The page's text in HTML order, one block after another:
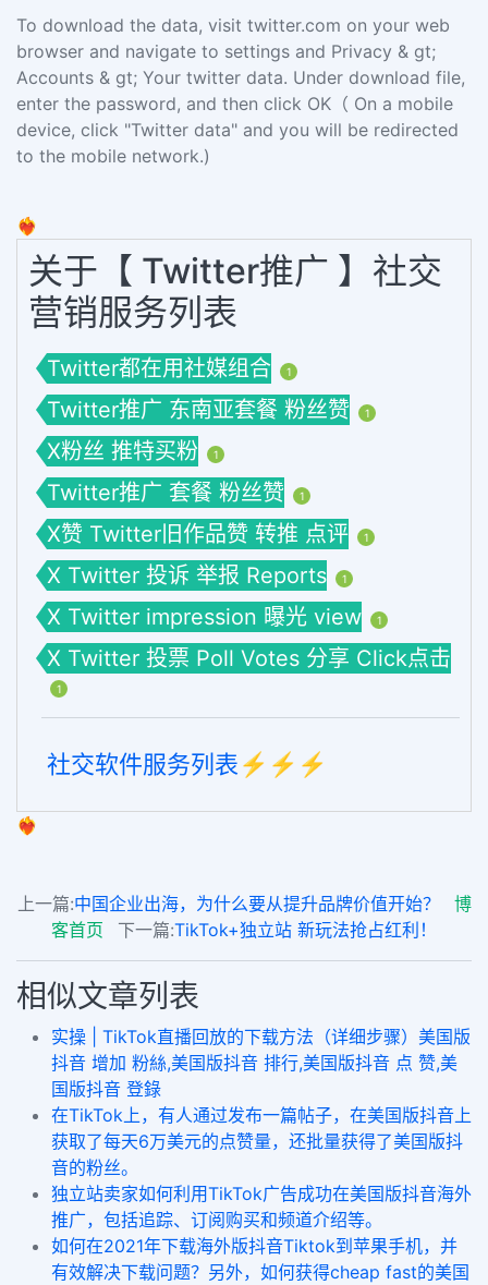
To download the data, visit twitter.com on your web
browser and navigate to settings and Privacy & gt;
Accounts & gt; Your twitter data. Under download file,
enter the password, and then click OK（ On a mobile
device, click "Twitter data" and you will be redirected
to the mobile network.)
❤️‍🔥
关于【 Twitter推广 】社交
营销服务列表
Twitter都在用社媒组合 1
Twitter推广 东南亚套餐 粉丝赞 1
X粉丝 推特买粉 1
Twitter推广 套餐 粉丝赞 1
X赞 Twitter旧作品赞 转推 点评 1
X Twitter 投诉 举报 Reports 1
X Twitter impression 曝光 view 1
X Twitter 投票 Poll Votes 分享 Click点击
1
社交软件服务列表⚡️⚡️⚡️
❤️‍🔥
上一篇:中国企业出海，为什么要从提升品牌价值开始？
博
客首页
下一篇:TikTok+独立站 新玩法抢占红利！
相似文章列表
实操 | TikTok直播回放的下载方法（详细步骤）美国版
抖音 增加 粉絲,美国版抖音 排行,美国版抖音 点 赞,美
国版抖音 登錄
在TikTok上，有人通过发布一篇帖子，在美国版抖音上
获取了每天6万美元的点赞量，还批量获得了美国版抖
音的粉丝。
独立站卖家如何利用TikTok广告成功在美国版抖音海外
推广，包括追踪、订阅购买和频道介绍等。
如何在2021年下载海外版抖音Tiktok到苹果手机，并
有效解决下载问题？另外，如何获得cheap fast的美国